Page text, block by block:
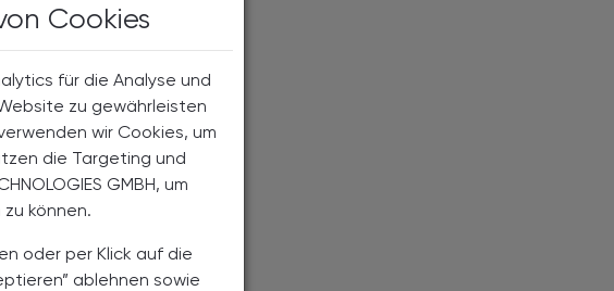
Cookies
für die Analyse und
zu gewährleisten
wir Cookies, um
die Targeting und
GMBH, um
können.
oder per Klick auf die
ablehnen sowie